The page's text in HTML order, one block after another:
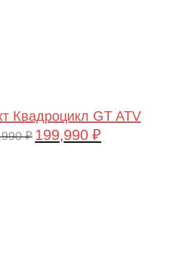
Квадроцикл GT ATV
₽ Первоначальная
199,990 ₽